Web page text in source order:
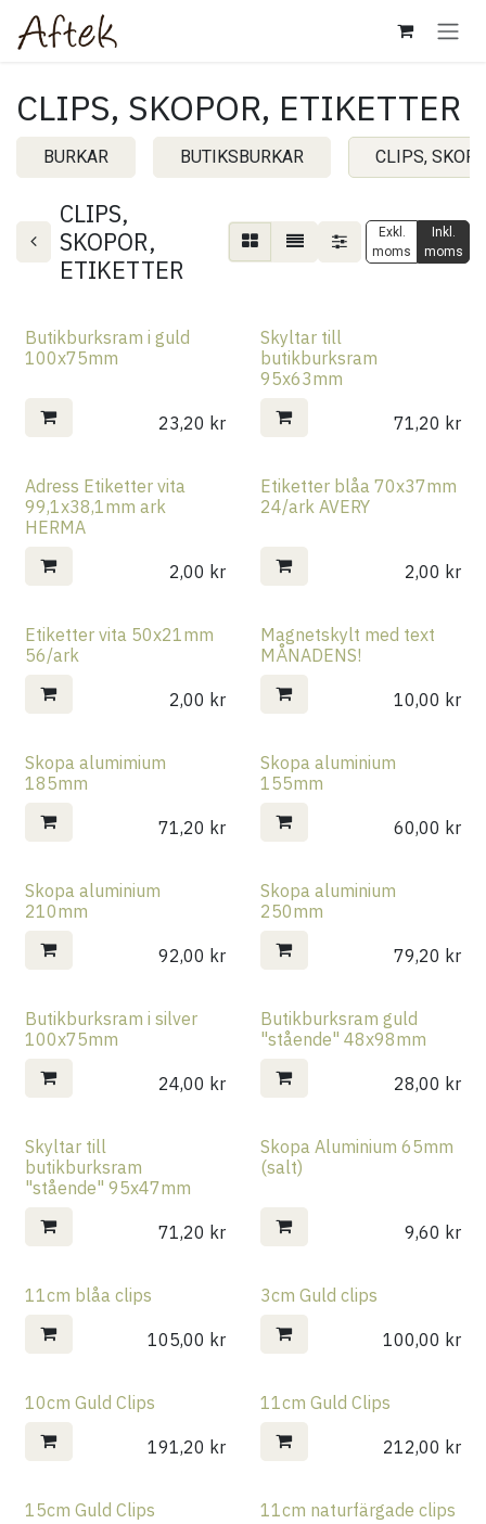
Hoppa till innehåll
CLIPS, SKOPOR, ETIKETTER
BURKAR BUTIKSBURKAR CLIPS,
CLIPS,
SKOPOR,
ETIKETTER
Exkl.
moms
Inkl.
moms
Butikburksram i guld
100x75mm
23,20 kr
Skyltar till
butikburksram
95x63mm
71,20 kr
Rea
Adress Etiketter vita
99,1x38,1mm ark
HERMA
2,00 kr
Rea
Etiketter blåa 70x37mm
24/ark AVERY
2,00 kr
Rea
Etiketter vita 50x21mm
56/ark
2,00 kr
Rea
Magnetskylt med text
MÅNADENS!
10,00 kr
Skopa alumimium
185mm
71,20 kr
Skopa aluminium
155mm
60,00 kr
Skopa aluminium
210mm
92,00 kr
Skopa aluminium
250mm
79,20 kr
Butikburksram i silver
100x75mm
24,00 kr
Butikburksram guld
"stående" 48x98mm
28,00 kr
Skyltar till
butikburksram
"stående" 95x47mm
71,20 kr
Skopa Aluminium 65mm
(salt)
9,60 kr
Rea
11cm blåa clips
105,00 kr
3cm Guld clips
100,00 kr
10cm Guld Clips
191,20 kr
11cm Guld Clips
212,00 kr
15cm Guld Clips 11cm naturfärgade clips